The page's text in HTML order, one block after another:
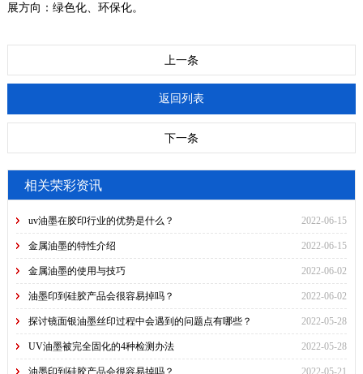
展方向：绿色化、环保化。
上一条
返回列表
下一条
相关荣彩资讯
2022-06-15
uv油墨在胶印行业的优势是什么？
2022-06-15
金属油墨的特性介绍
2022-06-02
金属油墨的使用与技巧
2022-06-02
油墨印到硅胶产品会很容易掉吗？
2022-05-28
探讨镜面银油墨丝印过程中会遇到的问题点有哪些？
2022-05-28
UV油墨被完全固化的4种检测办法
2022-05-21
油墨印到硅胶产品会很容易掉吗？